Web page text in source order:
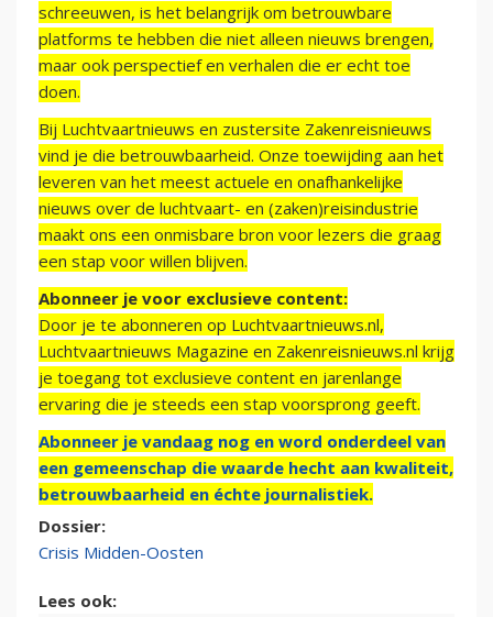
schreeuwen, is het belangrijk om betrouwbare
platforms te hebben die niet alleen nieuws brengen,
maar ook perspectief en verhalen die er echt toe
doen.
Bij Luchtvaartnieuws en zustersite Zakenreisnieuws
vind je die betrouwbaarheid. Onze toewijding aan het
leveren van het meest actuele en onafhankelijke
nieuws over de luchtvaart- en (zaken)reisindustrie
maakt ons een onmisbare bron voor lezers die graag
een stap voor willen blijven.
Abonneer je voor exclusieve content:
Door je te abonneren op Luchtvaartnieuws.nl,
Luchtvaartnieuws Magazine en Zakenreisnieuws.nl krijg
je toegang tot exclusieve content en jarenlange
ervaring die je steeds een stap voorsprong geeft.
Abonneer je vandaag nog en word onderdeel van
een gemeenschap die waarde hecht aan kwaliteit,
betrouwbaarheid en échte journalistiek.
Dossier:
Crisis Midden-Oosten
Lees ook: